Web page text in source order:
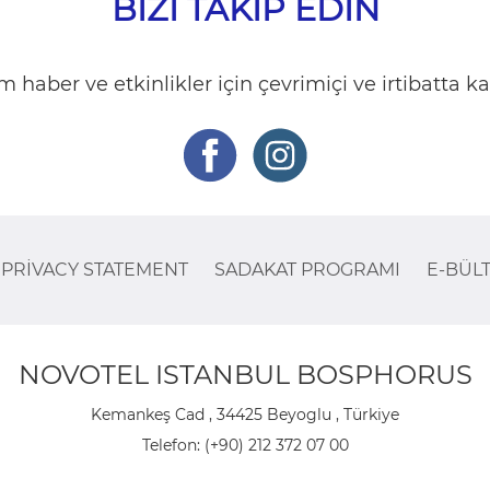
BIZI TAKIP EDIN
haber ve etkinlikler için çevrimiçi ve irtibatta
STATEMENT SADAKAT PROGRAMI E-
NOVOTEL ISTANBUL BOSPHORUS
Kemankeş Cad , 34425 Beyoglu , Türkiye
Telefon: (+90) 212 372 07 00